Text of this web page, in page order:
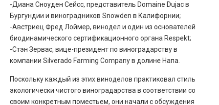
-Диана Сноуден Сейсс, представитель Domaine Dujac в
Бургундии и виноградников Snowden в Калифорнии;
-Австриец Фред Лоймер, винодел и один из основателей
биодинамического сертификационного органа Respekt;
-Стэн Зервас, вице-президент по виноградарству в
компании Silverado Farming Company в долине Напа.
Поскольку каждый из этих виноделов практиковал стиль
экологически чистого виноградарства в соответствии со
своим конкретным поместьем, они начали с обсуждения